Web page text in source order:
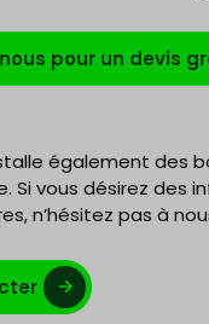
pour un devis
également des
Si vous désirez des
n’hésitez pas à